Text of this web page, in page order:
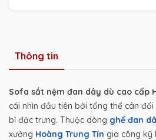
Thông tin
Sofa sắt nệm đan dây dù cao cấp
cái nhìn đầu tiên bởi tổng thể cân
bỉ đặc trưng. Thuộc dòng ghế đan
xưởng Hoàng Trung Tín gia công kỹ